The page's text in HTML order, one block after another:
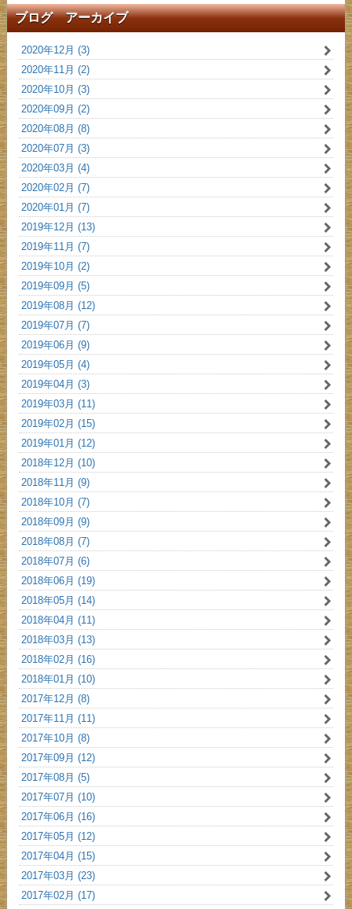
ブログ アーカイブ
2020年12月 (3)
2020年11月 (2)
2020年10月 (3)
2020年09月 (2)
2020年08月 (8)
2020年07月 (3)
2020年03月 (4)
2020年02月 (7)
2020年01月 (7)
2019年12月 (13)
2019年11月 (7)
2019年10月 (2)
2019年09月 (5)
2019年08月 (12)
2019年07月 (7)
2019年06月 (9)
2019年05月 (4)
2019年04月 (3)
2019年03月 (11)
2019年02月 (15)
2019年01月 (12)
2018年12月 (10)
2018年11月 (9)
2018年10月 (7)
2018年09月 (9)
2018年08月 (7)
2018年07月 (6)
2018年06月 (19)
2018年05月 (14)
2018年04月 (11)
2018年03月 (13)
2018年02月 (16)
2018年01月 (10)
2017年12月 (8)
2017年11月 (11)
2017年10月 (8)
2017年09月 (12)
2017年08月 (5)
2017年07月 (10)
2017年06月 (16)
2017年05月 (12)
2017年04月 (15)
2017年03月 (23)
2017年02月 (17)